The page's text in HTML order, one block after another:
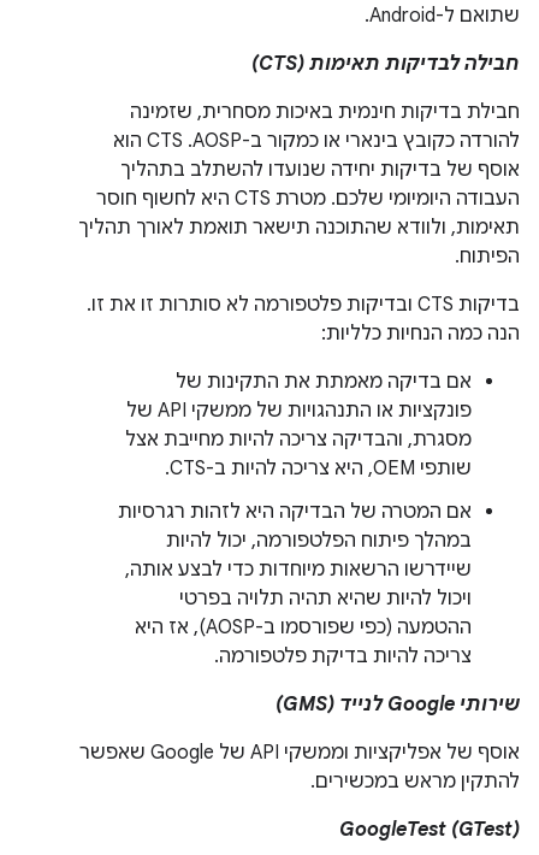
שתואם ל-Android.
חבילה לבדיקות תאימות (CTS)
חבילת בדיקות חינמית באיכות מסחרית, שזמינה
להורדה כקובץ בינארי או כמקור ב-AOSP. ‫CTS הוא
אוסף של בדיקות יחידה שנועדו להשתלב בתהליך
העבודה היומיומי שלכם. מטרת CTS היא לחשוף חוסר
תאימות, ולוודא שהתוכנה תישאר תואמת לאורך תהליך
הפיתוח.
בדיקות CTS ובדיקות פלטפורמה לא סותרות זו את זו.
הנה כמה הנחיות כלליות:
אם בדיקה מאמתת את התקינות של
פונקציות או התנהגויות של ממשקי API של
מסגרת, והבדיקה צריכה להיות מחייבת אצל
שותפי OEM, היא צריכה להיות ב-CTS.
אם המטרה של הבדיקה היא לזהות רגרסיות
במהלך פיתוח הפלטפורמה, יכול להיות
שיידרשו הרשאות מיוחדות כדי לבצע אותה,
ויכול להיות שהיא תהיה תלויה בפרטי
ההטמעה (כפי שפורסמו ב-AOSP), אז היא
צריכה להיות בדיקת פלטפורמה.
שירותי Google לנייד (GMS)
אוסף של אפליקציות וממשקי API של Google שאפשר
להתקין מראש במכשירים.
GoogleTest (GTest)